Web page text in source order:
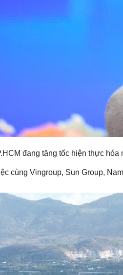
đang tăng tốc hiện thực
cùng Vingroup, Sun Group,